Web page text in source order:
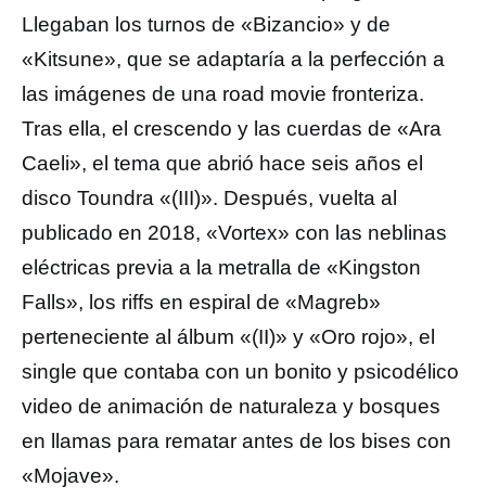
Llegaban los turnos de «Bizancio» y de
«Kitsune», que se adaptaría a la perfección a
las imágenes de una road movie fronteriza.
Tras ella, el crescendo y las cuerdas de «Ara
Caeli», el tema que abrió hace seis años el
disco Toundra «(III)». Después, vuelta al
publicado en 2018, «Vortex» con las neblinas
eléctricas previa a la metralla de «Kingston
Falls», los riffs en espiral de «Magreb»
perteneciente al álbum «(II)» y «Oro rojo», el
single que contaba con un bonito y psicodélico
video de animación de naturaleza y bosques
en llamas para rematar antes de los bises con
«Mojave».